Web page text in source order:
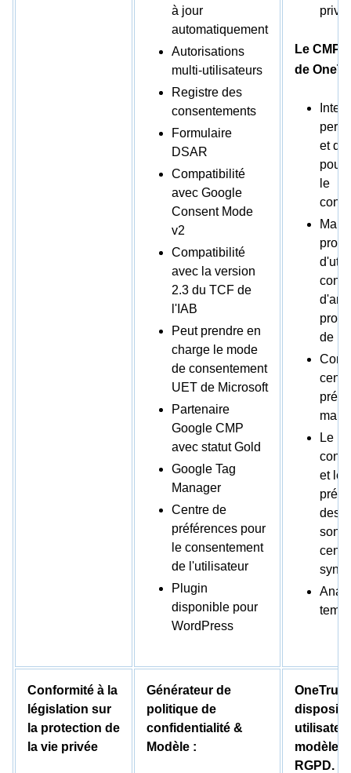
à jour
automatiquement
Autorisations
multi-utilisateurs
Registre des
consentements
Formulaire
DSAR
Compatibilité
avec Google
Consent Mode
v2
Compatibilité
avec la version
2.3 du TCF de
l'IAB
Peut prendre en
charge le mode
de consentement
UET de Microsoft
Partenaire
Google CMP
avec statut Gold
Google Tag
Manager
Centre de
préférences pour
le consentement
de l'utilisateur
Plugin
disponible pour
WordPress
Le CMP
de
et
pour
le
de
Le
et les
des
sont
Conformité à la
législation sur
la protection de
la vie privée
Générateur de
politique de
confidentialité &
Modèle :
modèles
RGPD.